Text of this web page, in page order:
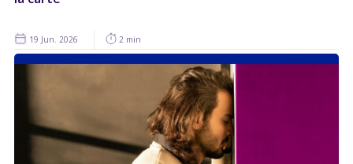
19 Jun. 2026 2 min